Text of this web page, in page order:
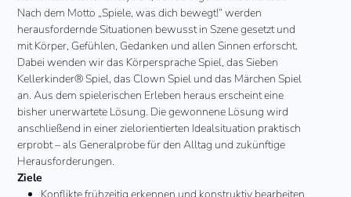
Nach dem Motto „Spiele, was dich bewegt!“ werden
herausfordernde Situationen bewusst in Szene gesetzt und
mit Körper, Gefühlen, Gedanken und allen Sinnen erforscht.
Dabei wenden wir das Körpersprache Spiel, das Sieben
Kellerkinder® Spiel, das Clown Spiel und das Märchen Spiel
an. Aus dem spielerischen Erleben heraus erscheint eine
bisher unerwartete Lösung. Die gewonnene Lösung wird
anschließend in einer zielorientierten Idealsituation praktisch
erprobt – als Generalprobe für den Alltag und zukünftige
Herausforderungen.
Ziele